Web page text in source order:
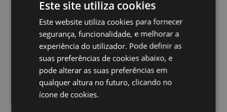
Descrição do Produto
Idefix Boneco Solar
Material:Plástico
Marcação CE:Sim
Não adequado para: 0 - 3 Anos
Informação do Produto:
Este site utiliza cookies
Este website utiliza cookies para fornecer
segurança, funcionalidade, e melhorar a
experiência do utilizador. Pode definir as
suas preferências de cookies abaixo, e
pode alterar as suas preferências em
qualquer altura no futuro, clicando no
ícone de cookies.